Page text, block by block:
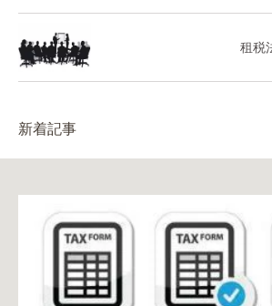
租税
新着記事